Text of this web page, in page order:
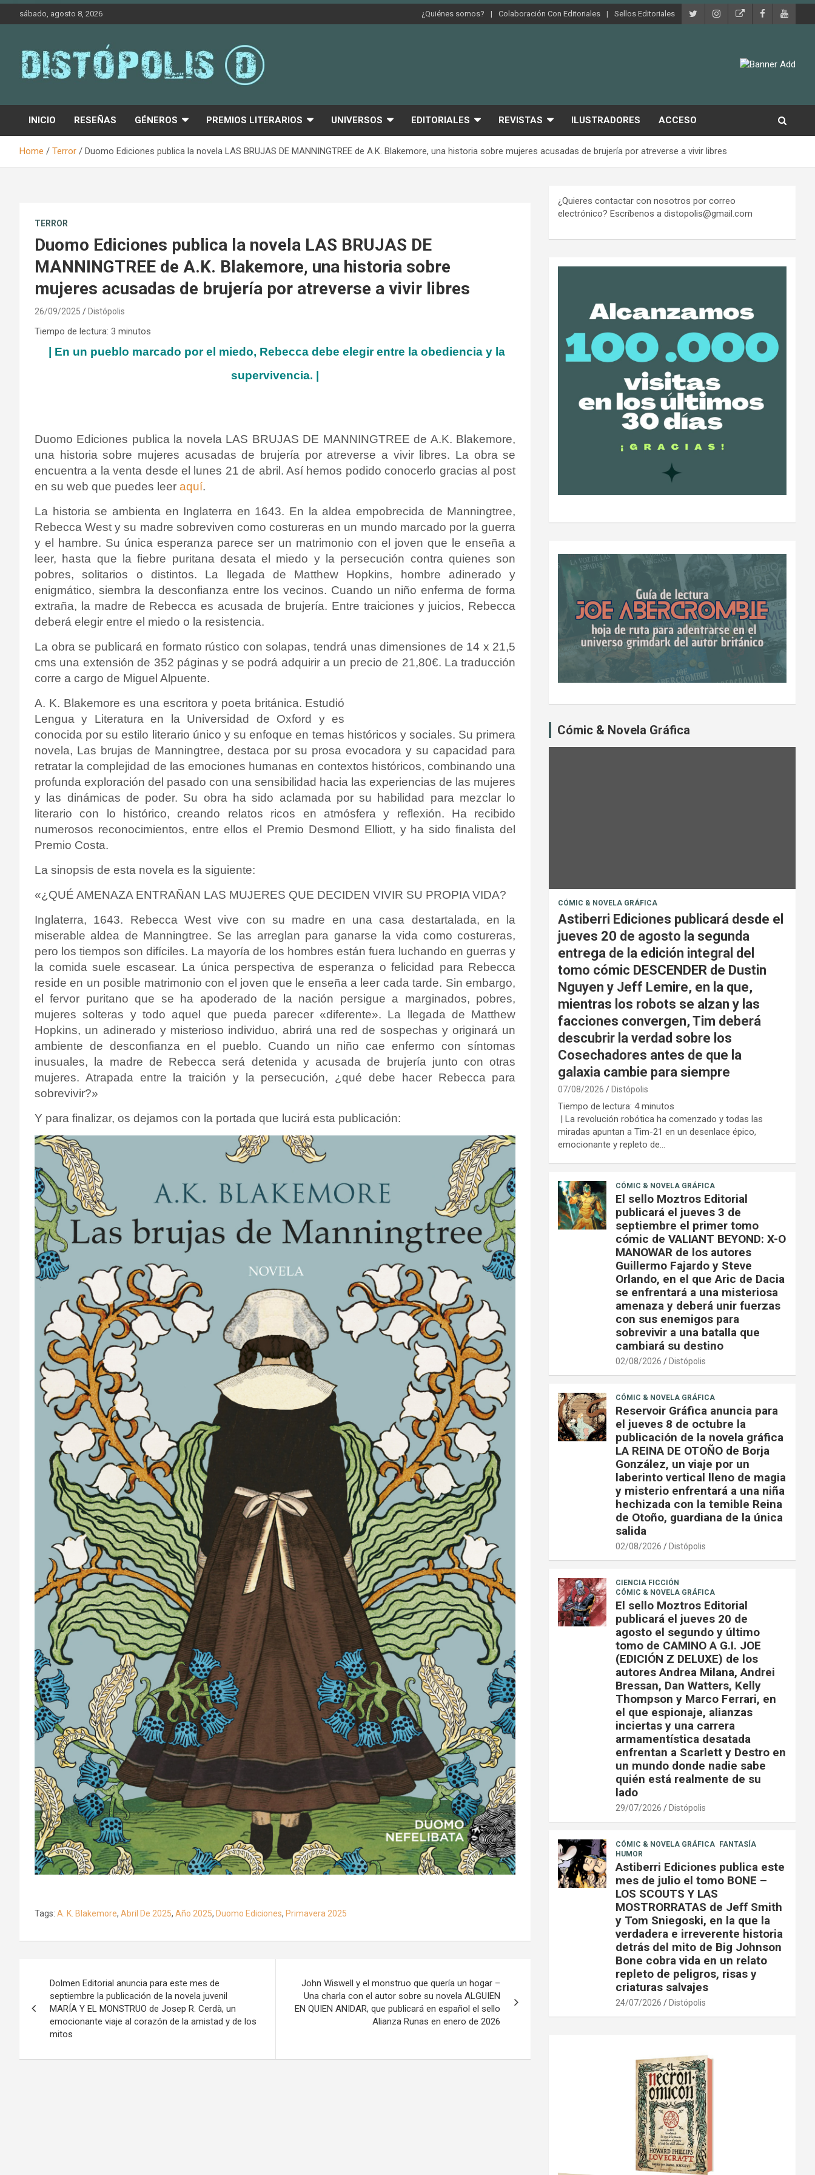
Skip
sábado, agosto 8, 2026 ¿Quiénes somos? Colaboración Con Editoriales Sellos Editoriales
Distópolis
INICIO RESEÑAS GÉNEROS PREMIOS LITERARIOS UNIVERSOS EDITORIALES REVISTAS ILUSTRADORES ACCESO
Home Terror Duomo Ediciones publica la novela LAS BRUJAS DE MANNINGTREE de A.K. Blakemore, una historia sobre mujeres acusadas de brujería por atreverse a vivir libres
TERROR
Duomo Ediciones publica la novela LAS BRUJAS DE
MANNINGTREE de A.K. Blakemore, una historia sobre
mujeres acusadas de brujería por atreverse a vivir libres
26/09/2025 Distópolis
Tiempo de lectura: 3 minutos
En un pueblo marcado por el miedo, Rebecca debe elegir entre la obediencia y la
supervivencia. |
Duomo Ediciones publica la novela LAS BRUJAS DE MANNINGTREE de A.K. Blakemore,
una historia sobre mujeres acusadas de brujería por atreverse a vivir libres. La obra se
encuentra a la venta desde el lunes 21 de abril. Así hemos podido conocerlo gracias al post
en su web que puedes leer aquí.
La historia se ambienta en Inglaterra en 1643. En la aldea empobrecida de Manningtree,
Rebecca West y su madre sobreviven como costureras en un mundo marcado por la guerra
y el hambre. Su única esperanza parece ser un matrimonio con el joven que le enseña a
leer, hasta que la fiebre puritana desata el miedo y la persecución contra quienes son
pobres, solitarios o distintos. La llegada de Matthew Hopkins, hombre adinerado y
enigmático, siembra la desconfianza entre los vecinos. Cuando un niño enferma de forma
extraña, la madre de Rebecca es acusada de brujería. Entre traiciones y juicios, Rebecca
deberá elegir entre el miedo o la resistencia.
La obra se publicará en formato rústico con solapas, tendrá unas dimensiones de 14 x 21,5
cms una extensión de 352 páginas y se podrá adquirir a un precio de 21,80€. La traducción
corre a cargo de Miguel Alpuente.
A. K. Blakemore es una escritora y poeta británica. Estudió
Lengua y Literatura en la Universidad de Oxford y es
conocida por su estilo literario único y su enfoque en temas históricos y sociales. Su primera
novela, Las brujas de Manningtree, destaca por su prosa evocadora y su capacidad para
retratar la complejidad de las emociones humanas en contextos históricos, combinando una
profunda exploración del pasado con una sensibilidad hacia las experiencias de las mujeres
y las dinámicas de poder. Su obra ha sido aclamada por su habilidad para mezclar lo
literario con lo histórico, creando relatos ricos en atmósfera y reflexión. Ha recibido
numerosos reconocimientos, entre ellos el Premio Desmond Elliott, y ha sido finalista del
Premio Costa.
La sinopsis de esta novela es la siguiente:
«¿QUÉ AMENAZA ENTRAÑAN LAS MUJERES QUE DECIDEN VIVIR SU PROPIA VIDA?
Inglaterra, 1643. Rebecca West vive con su madre en una casa destartalada, en la
miserable aldea de Manningtree. Se las arreglan para ganarse la vida como costureras,
pero los tiempos son difíciles. La mayoría de los hombres están fuera luchando en guerras y
la comida suele escasear. La única perspectiva de esperanza o felicidad para Rebecca
reside en un posible matrimonio con el joven que le enseña a leer cada tarde. Sin embargo,
el fervor puritano que se ha apoderado de la nación persigue a marginados, pobres,
mujeres solteras y todo aquel que pueda parecer «diferente». La llegada de Matthew
Hopkins, un adinerado y misterioso individuo, abrirá una red de sospechas y originará un
ambiente de desconfianza en el pueblo. Cuando un niño cae enfermo con síntomas
inusuales, la madre de Rebecca será detenida y acusada de brujería junto con otras
mujeres. Atrapada entre la traición y la persecución, ¿qué debe hacer Rebecca para
sobrevivir?»
Y para finalizar, os dejamos con la portada que lucirá esta publicación:
Tags: A. K. Blakemore, Abril De 2025, Año 2025, Duomo Ediciones, Primavera 2025
entradas
Dolmen Editorial anuncia para este mes de
septiembre la publicación de la novela juvenil
MARÍA Y EL MONSTRUO de Josep R. Cerdà, un
emocionante viaje al corazón de la amistad y de los
mitos
John Wiswell y el monstruo que quería un hogar –
Una charla con el autor sobre su novela ALGUIEN
EN QUIEN ANIDAR, que publicará en español el sello
Alianza Runas en enero de 2026
¿Quieres contactar con nosotros por correo
electrónico? Escríbenos a distopolis@gmail.com
Cómic & Novela Gráfica
CÓMIC & NOVELA GRÁFICA
Astiberri Ediciones publicará desde el
jueves 20 de agosto la segunda
entrega de la edición integral del
tomo cómic DESCENDER de Dustin
Nguyen y Jeff Lemire, en la que,
mientras los robots se alzan y las
facciones convergen, Tim deberá
descubrir la verdad sobre los
Cosechadores antes de que la
galaxia cambie para siempre
07/08/2026 Distópolis
Tiempo de lectura: 4 minutos
| La revolución robótica ha comenzado y todas las
miradas apuntan a Tim-21 en un desenlace épico,
emocionante y repleto de…
CÓMIC & NOVELA GRÁFICA
El sello Moztros Editorial
publicará el jueves 3 de
septiembre el primer tomo
cómic de VALIANT BEYOND: X-O
MANOWAR de los autores
Guillermo Fajardo y Steve
Orlando, en el que Aric de Dacia
se enfrentará a una misteriosa
amenaza y deberá unir fuerzas
con sus enemigos para
sobrevivir a una batalla que
cambiará su destino
02/08/2026 Distópolis
CÓMIC & NOVELA GRÁFICA
Reservoir Gráfica anuncia para
el jueves 8 de octubre la
publicación de la novela gráfica
LA REINA DE OTOÑO de Borja
González, un viaje por un
laberinto vertical lleno de magia
y misterio enfrentará a una niña
hechizada con la temible Reina
de Otoño, guardiana de la única
salida
02/08/2026 Distópolis
CIENCIA FICCIÓN
CÓMIC & NOVELA GRÁFICA
El sello Moztros Editorial
publicará el jueves 20 de
agosto el segundo y último
tomo de CAMINO A G.I. JOE
(EDICIÓN Z DELUXE) de los
autores Andrea Milana, Andrei
Bressan, Dan Watters, Kelly
Thompson y Marco Ferrari, en
el que espionaje, alianzas
inciertas y una carrera
armamentística desatada
enfrentan a Scarlett y Destro en
un mundo donde nadie sabe
quién está realmente de su
lado
29/07/2026 Distópolis
CÓMIC & NOVELA GRÁFICA
FANTASÍA
HUMOR
Astiberri Ediciones publica este
mes de julio el tomo BONE –
LOS SCOUTS Y LAS
MOSTRORRATAS de Jeff Smith
y Tom Sniegoski, en la que la
verdadera e irreverente historia
detrás del mito de Big Johnson
Bone cobra vida en un relato
repleto de peligros, risas y
criaturas salvajes
24/07/2026 Distópolis